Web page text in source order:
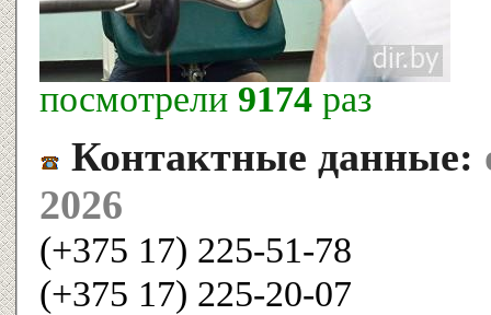
посмотрели 9174 раз
Контактные данные:
2026
(+375 17) 225-51-78
(+375 17) 225-20-07